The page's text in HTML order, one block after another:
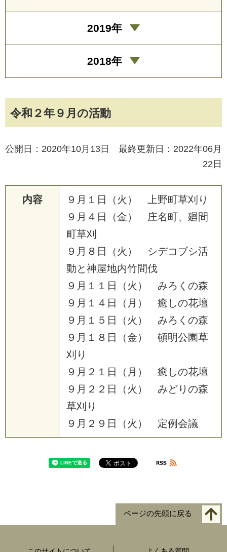
令和２年９月の活動
公開日：2020年10月13日 最終更新日：2022年06月
22日
内容 ９ 月 １ 日 （ 火 ） 上野町草刈 り
９ 月 ４ 日 （金） 庄名町、 廻間
町草刈
９ 月 ８ 日 （ 火 ） シデコ ブシ活
動と神屋地内竹間伐
９ 月 １ １ 日 （ 火 ） みろ く の森
９ 月 １ ４ 日 （ 月 ） 癒 しの花壇
９ 月 １ ５ 日 （ 火 ） みろ く の森
９ 月 １ ８ 日 （金） 頓明公園草
刈 り
９ 月 ２ １ 日 （ 月 ） 癒 しの花壇
９ 月 ２ ２ 日 （ 火 ） みどり の森
草刈 り
９ 月 ２ ９ 日 （ 火 ） 定例会議
2019年
2018年
ページの先頭に戻る